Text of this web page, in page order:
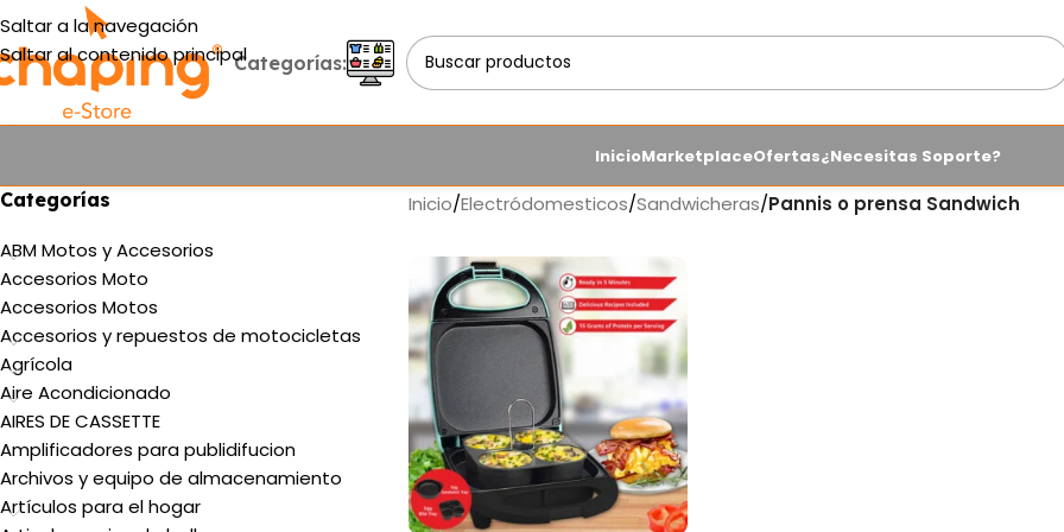
Saltar a la navegación
Saltar al contenido principalCategorías:
InicioMarketplaceOfertas¿Necesitas Soporte?
Categorías
ABM Motos y Accesorios
Accesorios Moto
Accesorios Motos
Accesorios y repuestos de motocicletas
Agrícola
Aire Acondicionado
AIRES DE CASSETTE
Amplificadores para publidifucion
Archivos y equipo de almacenamiento
Artículos para el hogar
Inicio/Electródomesticos/Sandwicheras/Pannis o prensa Sandwich